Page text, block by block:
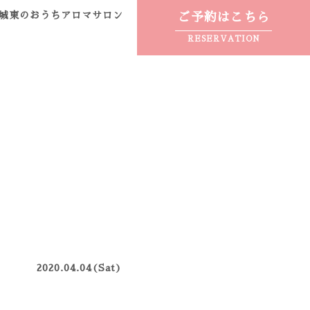
東のおうちアロマサロン ご予約はこちら
RESERVATION
2020.04.04(Sat)